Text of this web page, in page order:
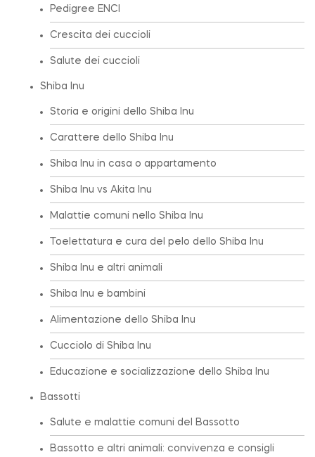
Pedigree ENCI
Crescita dei cuccioli
Salute dei cuccioli
Shiba Inu
Storia e origini dello Shiba Inu
Carattere dello Shiba Inu
Shiba Inu in casa o appartamento
Shiba Inu vs Akita Inu
Malattie comuni nello Shiba Inu
Toelettatura e cura del pelo dello Shiba Inu
Shiba Inu e altri animali
Shiba Inu e bambini
Alimentazione dello Shiba Inu
Cucciolo di Shiba Inu
Educazione e socializzazione dello Shiba Inu
Bassotti
Salute e malattie comuni del Bassotto
Bassotto e altri animali: convivenza e consigli